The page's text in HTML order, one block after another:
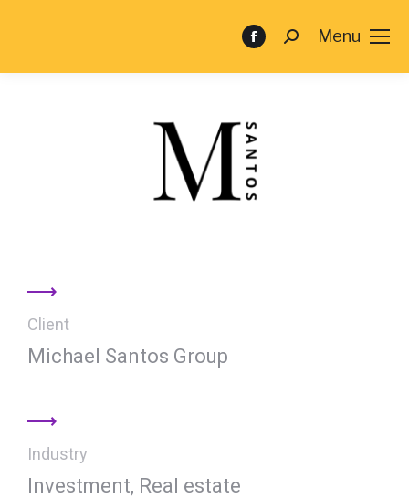
Menu
Client
Michael Santos Group
Industry
Investment, Real estate